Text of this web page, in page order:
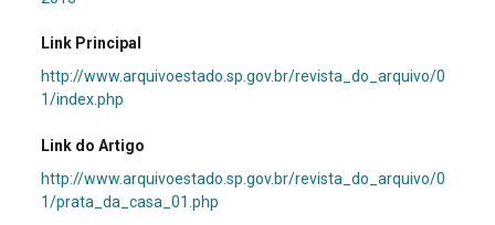
Link Principal
http://www.arquivoestado.sp.gov.br/revista_do_arquivo/0
1/index.php
Link do Artigo
http://www.arquivoestado.sp.gov.br/revista_do_arquivo/0
1/prata_da_casa_01.php